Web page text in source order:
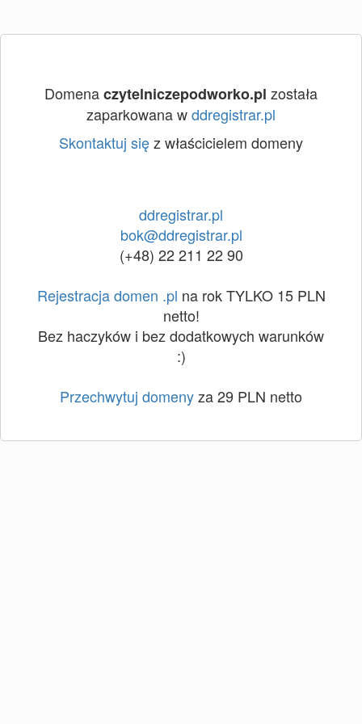
Domenaczytelniczepodworko.pl została
zaparkowana wddregistrar.pl
Skontaktuj sięz właścicielem domeny
ddregistrar.pl
bok@ddregistrar.pl
(+48) 22 211 22 90
Rejestracja domen .pl na rok TYLKO 15 PLN
netto!
Bez haczyków i bez dodatkowych warunków
:)
Przechwytuj domenyza 29 PLN netto